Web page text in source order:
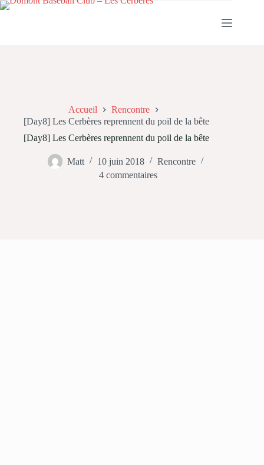
Passer
Accueil
Rencontre
[Day8] Les Cerbères reprennent du poil de la bête
[Day8] Les Cerbères reprennent du poil de la bête
Matt 10 juin 2018
Rencontre
4 commentaires